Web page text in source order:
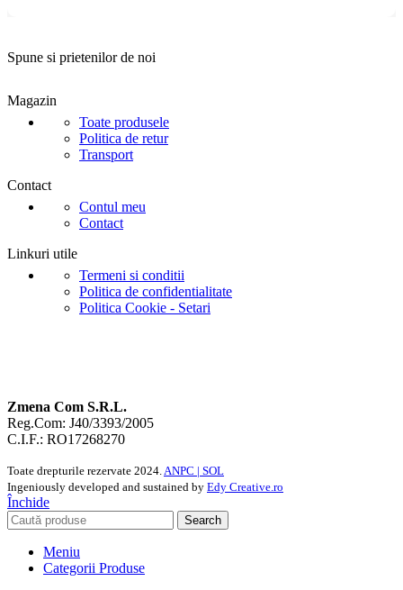
Spune si prietenilor de noi
Magazin
Toate produsele
Politica de retur
Transport
Contact
Contul meu
Contact
Linkuri utile
Termeni si conditii
Politica de confidentialitate
Politica Cookie - Setari
Zmena Com S.R.L.
Reg.Com: J40/3393/2005
C.I.F.: RO17268270
Toate drepturile rezervate 2024.ANPC | SOL
Ingeniously developed and sustained by Edy Creative.ro
Închide
Search
Meniu
Categorii Produse